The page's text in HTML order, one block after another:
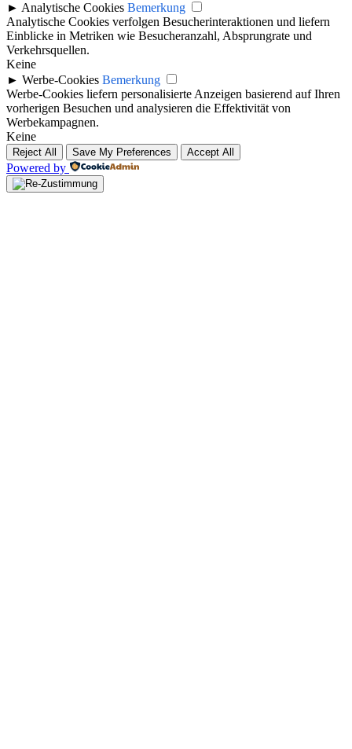
► Analytische Cookies Bemerkung
Analytische Cookies verfolgen Besucherinteraktionen und liefern
Einblicke in Metriken wie Besucheranzahl, Absprungrate und
Verkehrsquellen.
Keine
► Werbe-Cookies Bemerkung
Werbe-Cookies liefern personalisierte Anzeigen basierend auf Ihren
vorherigen Besuchen und analysieren die Effektivität von
Werbekampagnen.
Keine
Reject All Save My Preferences Accept All
Powered by